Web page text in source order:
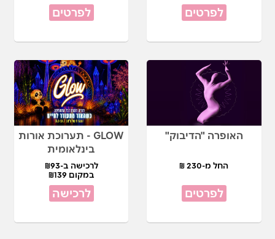
לפרטים לפרטים
האופרה "הדיבוק"
החל מ-230 ₪
לפרטים
GLOW - תערוכת אורות
בינלאומית
לרכישה ב-₪93
במקום ₪139
לרכישה